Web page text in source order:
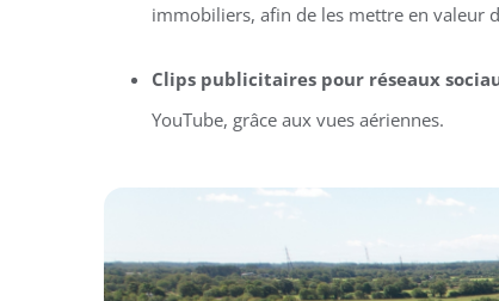
immobiliers, afin de les mettre en valeur
Clips publicitaires pour réseaux
YouTube, grâce aux vues aériennes.